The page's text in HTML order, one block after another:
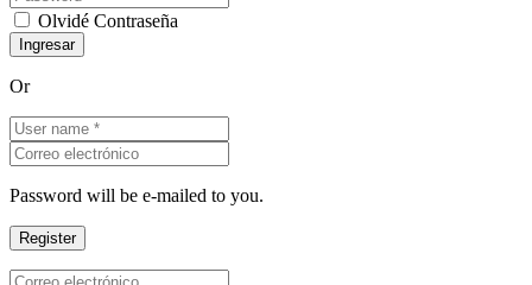
Olvidé Contraseña
Or
Password will be e-mailed to you.